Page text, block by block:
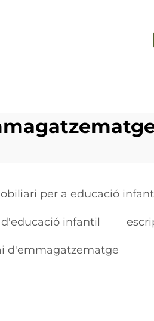
per a educació
infantil
d'emmagatzematge